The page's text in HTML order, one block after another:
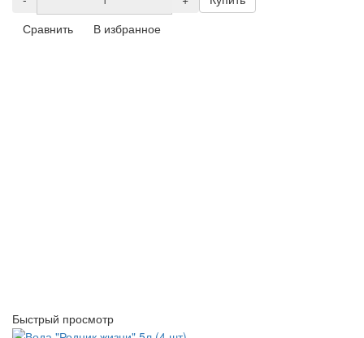
Сравнить
В избранное
Быстрый просмотр